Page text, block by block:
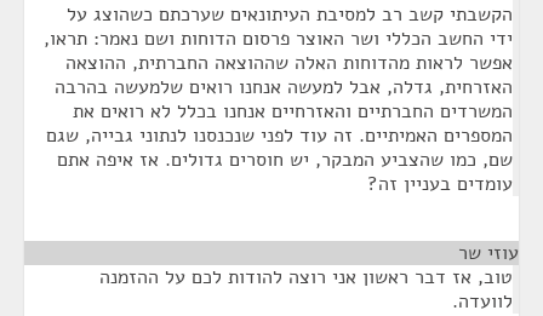
הקשבתי קשב רב למסיבת העיתונאים שערכתם כשהוצג על
ידי החשב הכללי ושר האוצר פרסום הדוחות ושם נאמר: תראו,
אפשר לראות מהדוחות האלה שההוצאה החברתית, ההוצאה
האזרחית, גדלה, אבל למעשה אנחנו רואים שלמעשה בהרבה
המשרדים החברתיים והאזרחיים אנחנו בכלל לא רואים את
המספרים האמיתיים. זה עוד לפני שנכנסנו לנתוני גבייה, שגם
שם, כמו שהצביע המבקר, יש חוסרים גדולים. אז איפה אתם
עומדים בעניין זה?
עוזי שר
טוב, אז דבר ראשון אני רוצה להודות לכם על ההזמנה
לוועדה.